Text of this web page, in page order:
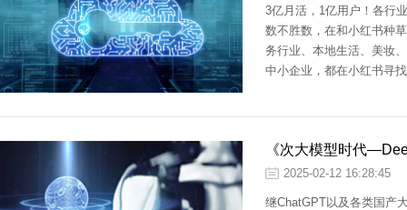
3亿月活，1亿用户！各行
数不胜数，在和小红书种
务行业、本地生活、美妆
中小企业，都在小红书寻
走弯路，从小红书平台底
意增长。
《次大模型时代
2025-02-12 16:28:45
继ChatGPT以及各类国产